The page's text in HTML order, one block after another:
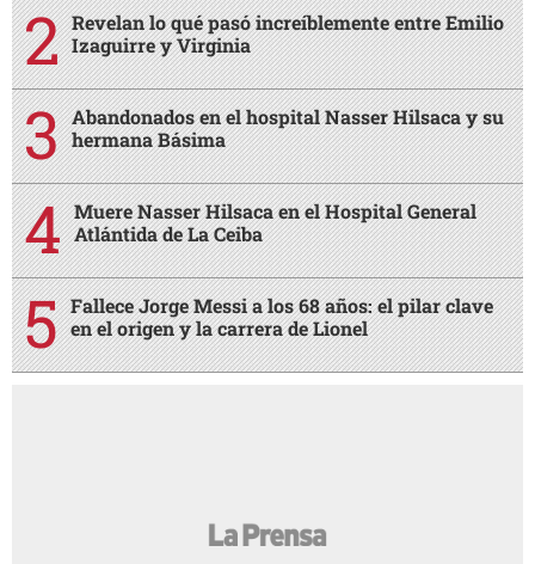
Revelan lo qué pasó increíblemente entre Emilio
Izaguirre y Virginia
Abandonados en el hospital Nasser Hilsaca y su
hermana Básima
Muere Nasser Hilsaca en el Hospital General
Atlántida de La Ceiba
Fallece Jorge Messi a los 68 años: el pilar clave
en el origen y la carrera de Lionel